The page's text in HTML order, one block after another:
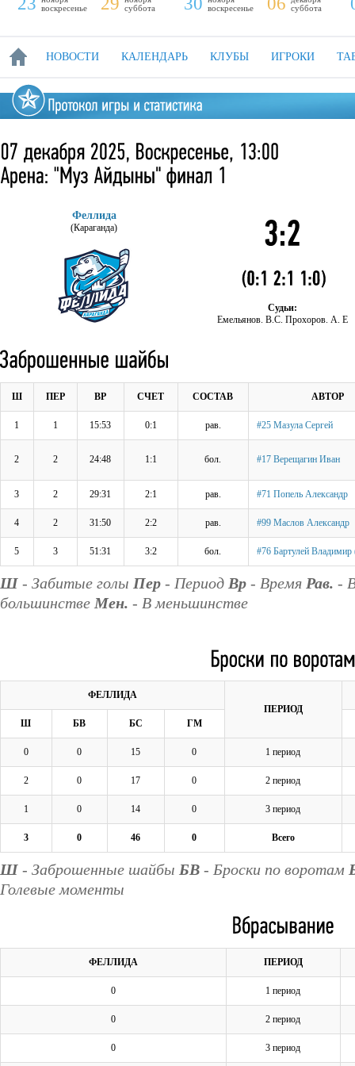
воскресенье
суббота
воскресенье
суббота
НОВОСТИ КАЛЕНДАРЬ КЛУБЫ ИГРОКИ
Феллида
(Караганда)
Судьи:
Емельянов. В.С. Прохоров. А. Е
Ш ПЕР ВР СЧЕТ СОСТАВ АВТОР
1 1 15:53 0:1 рав. #25 Мазула Сергей
2 2 24:48 1:1 бол. #17 Верещагин Иван
3 2 29:31 2:1 рав. #71 Попель Александр
4 2 31:50 2:2 рав. #99 Маслов Александр
5 3 51:31 3:2 бол. #76 Бартулей
Ш - Забитые голы Пер - Период Вр - Время Рав. -
большинстве Мен. - В меньшинстве
ФЕЛЛИДА
ПЕРИОД
Ш
БВ БС ГМ
0 0 15 0 1 период
2 0 17 0 2 период
1 0 14 0 3 период
3 0 46 0 Всего
Ш - Заброшенные шайбы БВ - Броски по воротам
Голевые моменты
ФЕЛЛИДА ПЕРИОД
0 1 период
0 2 период
0 3 период